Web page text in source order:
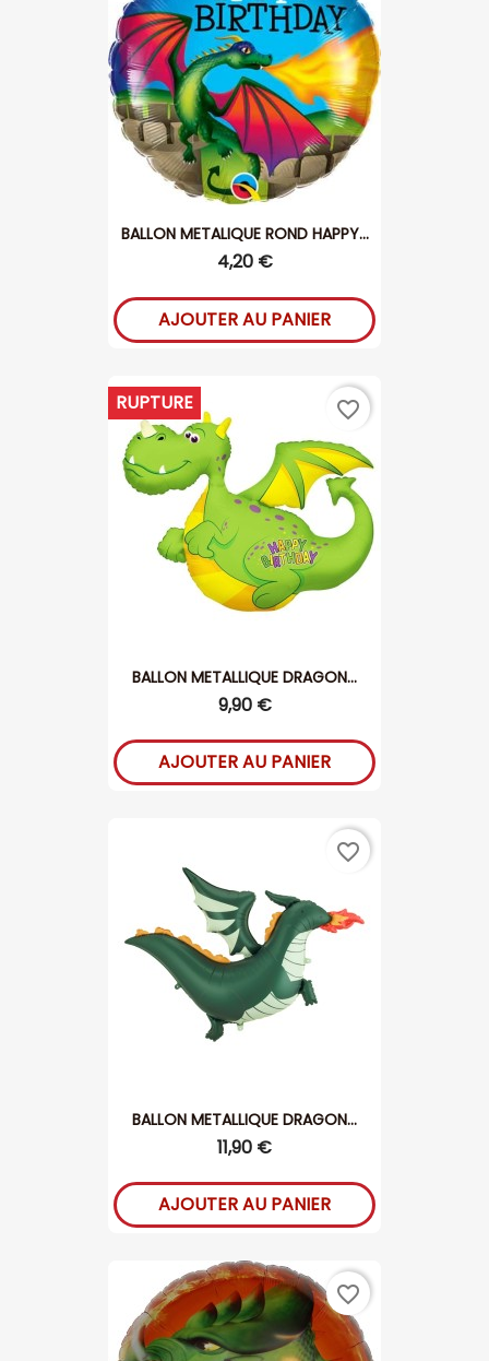
BALLON METALIQUE ROND HAPPY...
4,20 €
AJOUTER AU PANIER
BALLON METALLIQUE DRAGON...
9,90 €
RUPTURE
AJOUTER AU PANIER
favorite_border
BALLON METALLIQUE DRAGON...
11,90 €
AJOUTER AU PANIER
favorite_border
favorite_border